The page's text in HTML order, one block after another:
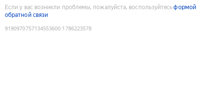
Если у вас возникли проблемы, пожалуйста, воспользуйтесьформой
обратной связи
9190970757134553600:1786223578